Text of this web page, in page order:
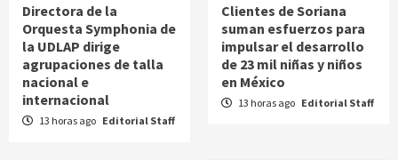
Directora de la
Orquesta Symphonia de
la UDLAP dirige
agrupaciones de talla
nacional e
internacional
13 horas ago Editorial Staff
Clientes de Soriana
suman esfuerzos para
impulsar el desarrollo
de 23 mil niñas y niños
en México
13 horas ago Editorial Staff